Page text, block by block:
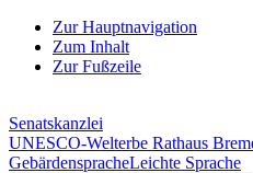
Zur Hauptnavigation
Zum Inhalt
Zur Fußzeile
Senatskanzlei
UNESCO-Welterbe Rathaus
GebärdenspracheLeichte Sprache